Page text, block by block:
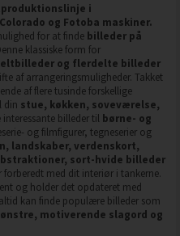
i
og Fotoba maskiner.
for at finde billeder på
klassiske form for
og flerdelte billeder
af arrangeringsmuligheder. Takket
af flere tusinde forskellige
din stue, køkken, soveværelse,
billeder til børne- og
og filmfigurer, tegneserier og
landskaber, verdenskort,
sort-hvide billeder
med dit interiør i tankerne.
og holder det opdateret med
kan finde populære billeder som
motiverende slagord og